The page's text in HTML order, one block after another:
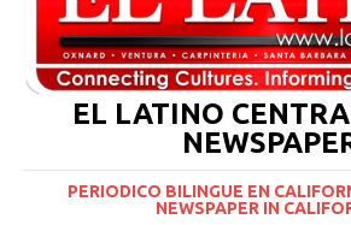
EL LATINO
PERIODICO BILINGUE EN
NEWSPAPER IN